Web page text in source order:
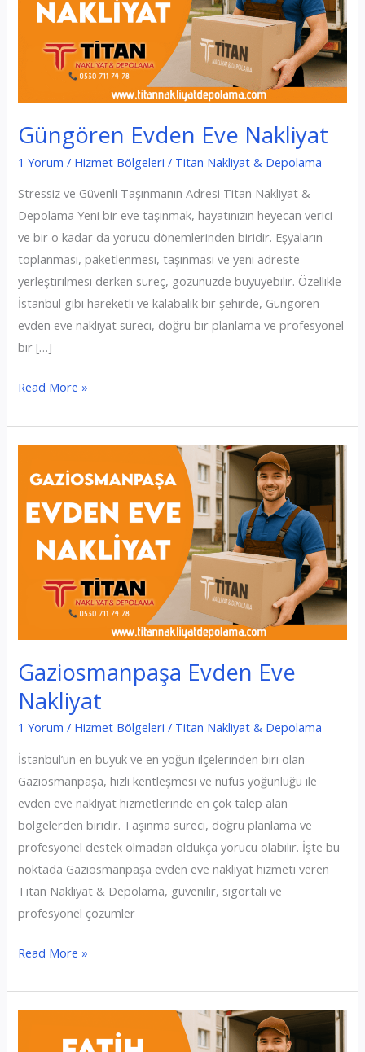
Güngören Evden Eve Nakliyat
1 Yorum / Hizmet Bölgeleri / Titan Nakliyat & Depolama
Stressiz ve Güvenli Taşınmanın Adresi Titan Nakliyat &
Depolama Yeni bir eve taşınmak, hayatınızın heyecan verici
ve bir o kadar da yorucu dönemlerinden biridir. Eşyaların
toplanması, paketlenmesi, taşınması ve yeni adreste
yerleştirilmesi derken süreç, gözünüzde büyüyebilir. Özellikle
İstanbul gibi hareketli ve kalabalık bir şehirde, Güngören
evden eve nakliyat süreci, doğru bir planlama ve profesyonel
bir […]
Güngören
Eve
Read More »
Gaziosmanpaşa Evden Eve
Nakliyat
1 Yorum / Hizmet Bölgeleri / Titan Nakliyat & Depolama
İstanbul’un en büyük ve en yoğun ilçelerinden biri olan
Gaziosmanpaşa, hızlı kentleşmesi ve nüfus yoğunluğu ile
evden eve nakliyat hizmetlerinde en çok talep alan
bölgelerden biridir. Taşınma süreci, doğru planlama ve
profesyonel destek olmadan oldukça yorucu olabilir. İşte bu
noktada Gaziosmanpaşa evden eve nakliyat hizmeti veren
Titan Nakliyat & Depolama, güvenilir, sigortalı ve
profesyonel çözümler
Gaziosmanpaşa
Eve
Read More »